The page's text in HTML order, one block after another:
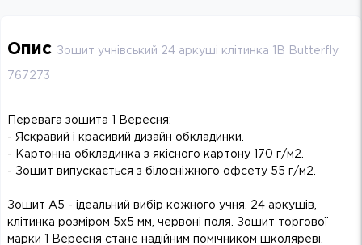
Опис Зошит учнівський 24 аркуші клітинка 1B Butterfly
767273
Перевага зошита 1 Вересня:
- Яскравий і красивий дизайн обкладинки.
- Картонна обкладинка з якісного картону 170 г/м2.
- Зошит випускається з білосніжного офсету 55 г/м2.
Зошит А5 - ідеальний вибір кожного учня. 24 аркушів,
клітинка розміром 5х5 мм, червоні поля. Зошит торгової
марки 1 Вересня стане надійним помічником школяреві.